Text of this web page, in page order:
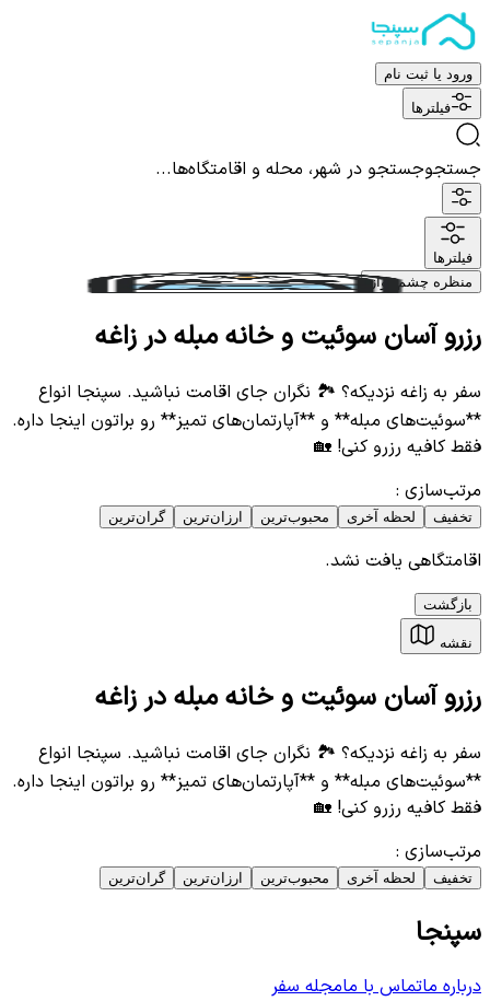
ورود یا ثبت نام
فیلترها
جستجوجستجو در شهر، محله و اقامتگاه‌ها...
فیلترها
منظره چشم نواز
رزرو آسان سوئیت و خانه مبله در زاغه
سفر به زاغه نزدیکه؟ 🏞️ نگران جای اقامت نباشید. سپنجا انواع
**سوئیت‌های مبله** و **آپارتمان‌های تمیز** رو براتون اینجا داره.
فقط کافیه رزرو کنی! 🏡
مرتب‌سازی :
تخفیف لحظه آخری محبوب‌ترین ارزان‌ترین گران‌ترین
اقامتگاهی یافت نشد.
بازگشت
نقشه
رزرو آسان سوئیت و خانه مبله در زاغه
سفر به زاغه نزدیکه؟ 🏞️ نگران جای اقامت نباشید. سپنجا انواع
**سوئیت‌های مبله** و **آپارتمان‌های تمیز** رو براتون اینجا داره.
فقط کافیه رزرو کنی! 🏡
مرتب‌سازی :
تخفیف لحظه آخری محبوب‌ترین ارزان‌ترین گران‌ترین
سپنجا
درباره ماتماس با مامجله سفر